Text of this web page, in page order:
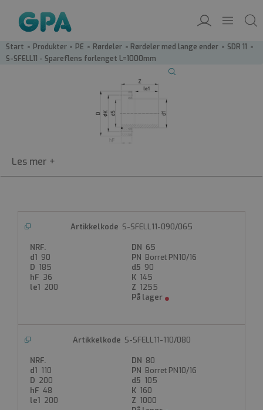
Start / Produkter / PE / Rørdeler / Rørdeler med lange ender / SDR 11 /
S-SFELL11 - Spareflens forlenget L=1000mm
S-SFEL11
SDR11
Kort spareflens forlenget med 1000mm
Galvanisert stålflens
S-SFELL11-090/065
65
90
Borret PN10/16
185
90
36
145
200
1255
S-SFELL11-110/080
80
110
Borret PN10/16
200
105
48
160
200
1000